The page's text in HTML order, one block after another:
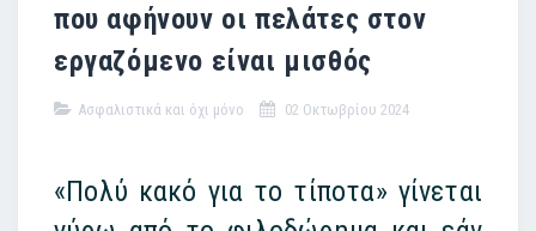
που αφήνουν οι πελάτες στον
εργαζόμενο είναι μισθός
Ασφαλιστικά και όχι μόνο 02 Οκτωβρίου 2024
«Πολύ κακό για το τίποτα» γίνεται